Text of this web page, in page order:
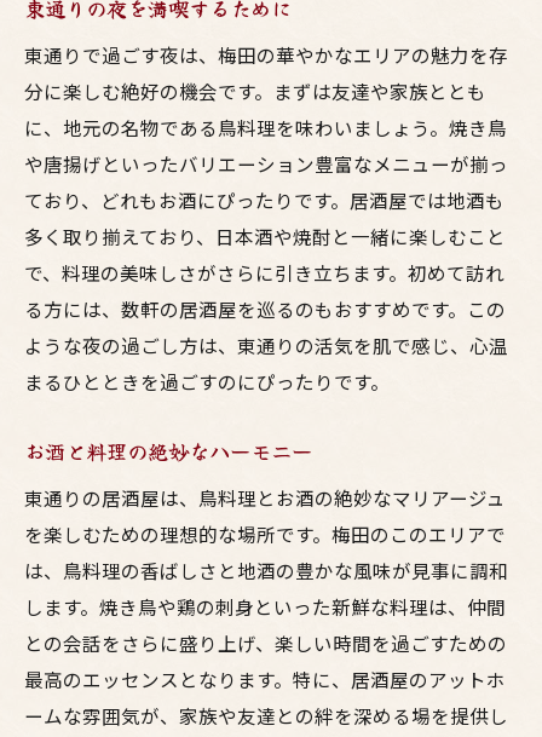
東通りの夜を満喫するために
東通りで過ごす夜は、梅田の華やかなエリアの魅力を存
分に楽しむ絶好の機会です。まずは友達や家族ととも
に、地元の名物である鳥料理を味わいましょう。焼き鳥
や唐揚げといったバリエーション豊富なメニューが揃っ
ており、どれもお酒にぴったりです。居酒屋では地酒も
多く取り揃えており、日本酒や焼酎と一緒に楽しむこと
で、料理の美味しさがさらに引き立ちます。初めて訪れ
る方には、数軒の居酒屋を巡るのもおすすめです。この
ような夜の過ごし方は、東通りの活気を肌で感じ、心温
まるひとときを過ごすのにぴったりです。
お酒と料理の絶妙なハーモニー
東通りの居酒屋は、鳥料理とお酒の絶妙なマリアージュ
を楽しむための理想的な場所です。梅田のこのエリアで
は、鳥料理の香ばしさと地酒の豊かな風味が見事に調和
します。焼き鳥や鶏の刺身といった新鮮な料理は、仲間
との会話をさらに盛り上げ、楽しい時間を過ごすための
最高のエッセンスとなります。特に、居酒屋のアットホ
ームな雰囲気が、家族や友達との絆を深める場を提供し